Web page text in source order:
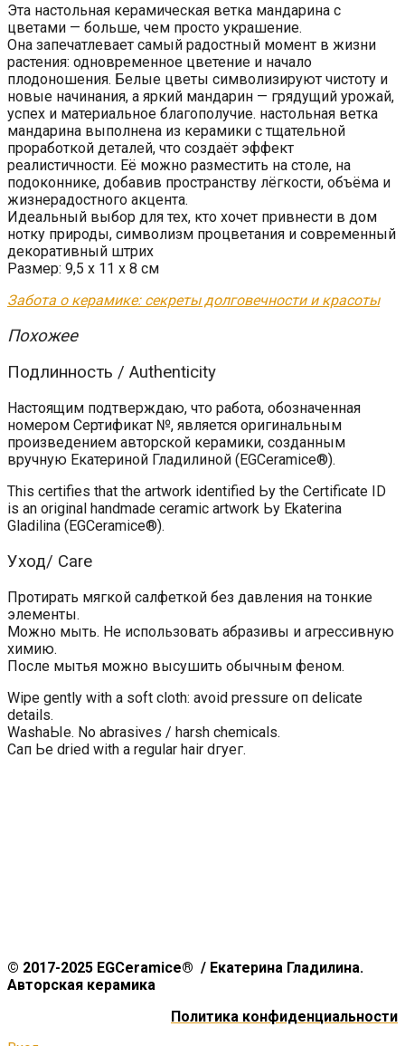
Эта настольная керамическая ветка мандарина с
цветами — больше, чем просто украшение.
Она запечатлевает самый радостный момент в жизни
растения: одновременное цветение и начало
плодоношения. Белые цветы символизируют чистоту и
новые начинания, а яркий мандарин — грядущий урожай,
успех и материальное благополучие. настольная ветка
мандарина выполнена из керамики с тщательной
проработкой деталей, что создаёт эффект
реалистичности. Её можно разместить на столе, на
подоконнике, добавив пространству лёгкости, объёма и
жизнерадостного акцента.
Идеальный выбор для тех, кто хочет привнести в дом
нотку природы, символизм процветания и современный
декоративный штрих
Размер: 9,5 х 11 х 8 см
Забота о керамике: секреты долговечности и красоты
Похожее
Подлинность / Authenticity
Настоящим подтверждаю, что работа, обозначенная
номером Сертификат №, является оригинальным
произведением авторской керамики, созданным
вручную Екатериной Гладилиной (EGCeramice®).
This certifies that the artwork identified Ьу the Certificate ID
is an original handmade ceramic artwork Ьу Ekaterina
Gladilina (EGCeramice®).
Уход/ Care
Протирать мягкой салфеткой без давления на тонкие
элементы.
Можно мыть. Не использовать абразивы и агрессивную
химию.
После мытья можно высушить обычным феном.
Wipe gently with а soft cloth: avoid pressure оп delicate
details.
WashaЫe. No abrasives / harsh chemicals.
Сап Ье dried with а regular hair dгуег.
© 2017-2025 EGCeramice® / Екатерина Гладилина.
Авторская керамика
Политика конфиденциальности